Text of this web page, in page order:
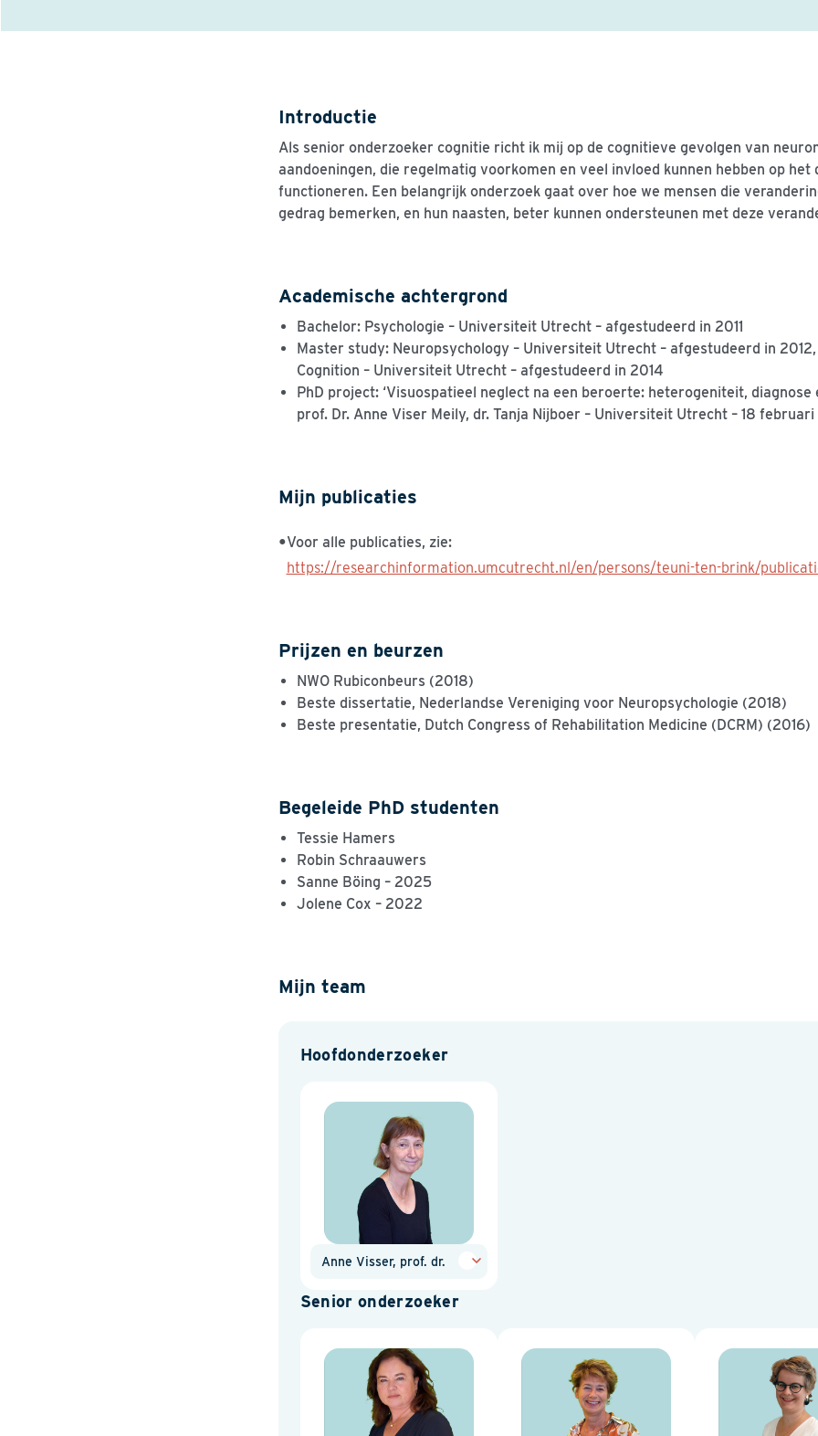
Introductie
Als senior onderzoeker cognitie richt ik mij op de cognitieve gevolgen van
aandoeningen, die regelmatig voorkomen en veel invloed kunnen hebben op het
functioneren.Een belangrijk onderzoek gaat over hoe we mensen die
gedrag bemerken, en hun naasten, beter kunnen ondersteunen met deze
Academische achtergrond
Bachelor: Psychologie – Universiteit Utrecht –afgestudeerd in 2011
Master study: Neuropsychology– Universiteit Utrecht – afgestudeerd in
Cognition – Universiteit Utrecht – afgestudeerd in 2014
PhD project:‘Visuospatieel neglectna een beroerte: heterogeniteit, diagnose
prof. Dr. Anne Viser Meily, dr. Tanja Nijboer – Universiteit Utrecht – 18 februari
Mijn publicaties
Voor alle publicaties, zie:
https://researchinformation.umcutrecht.nl/en/persons/teuni-ten-brink/
Prijzen en beurzen
NWO Rubiconbeurs (2018)
Beste dissertatie, Nederlandse Vereniging voor Neuropsychologie (2018)
Beste presentatie, Dutch Congress of Rehabilitation Medicine (DCRM) (2016)
Begeleide PhD studenten
Tessie Hamers
Robin Schraauwers
Sanne Böing – 2025
Jolene Cox – 2022
Mijn team
Hoofdonderzoeker
Anne Visser, prof. dr.
Senior onderzoeker